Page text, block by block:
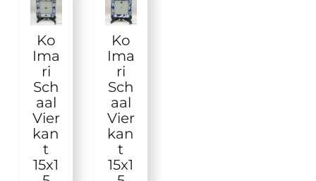
Ko
Ima
ri
Sch
aal
Vier
kan
t
15x1
Ko
Ima
ri
Sch
aal
Vier
kan
t
15x1